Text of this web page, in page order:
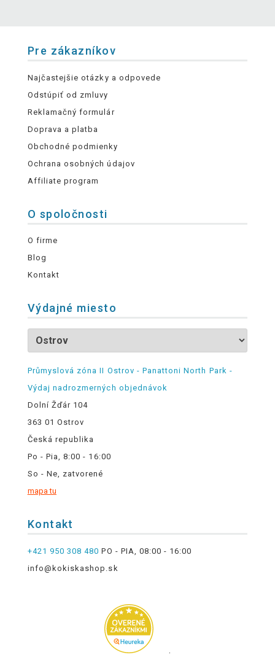
Pre zákazníkov
Najčastejšie otázky a odpovede
Odstúpiť od zmluvy
Reklamačný formulár
Doprava a platba
Obchodné podmienky
Ochrana osobných údajov
Affiliate program
O spoločnosti
O firme
Blog
Kontakt
Výdajné miesto
Průmyslová zóna II Ostrov - Panattoni North Park -
Výdaj nadrozmerných objednávok
Dolní Žďár 104
363 01 Ostrov
Česká republika
Po - Pia, 8:00 - 16:00
So - Ne, zatvorené
mapa tu
Kontakt
+421 950 308 480 PO - PIA, 08:00 - 16:00
info@kokiskashop.sk
.